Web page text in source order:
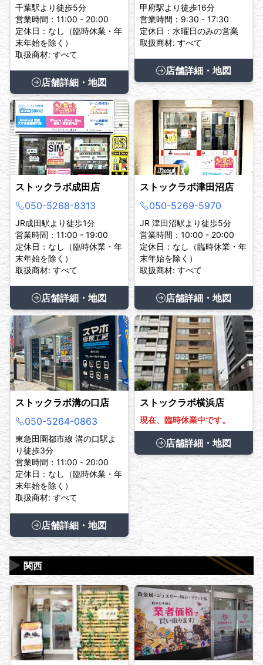
千葉駅より徒歩5分
営業時間：11:00 - 20:00
定休日：なし（臨時休業・年
末年始を除く）
取扱商材: すべて
店舗詳細・地図
甲府駅より徒歩16分
営業時間：9:30 - 17:30
定休日：水曜日のみの営業
取扱商材: すべて
店舗詳細・地図
ストックラボ成田店
050-5268-8313
JR成田駅より徒歩1分
営業時間：11:00 - 19:00
定休日：なし（臨時休業・年
末年始を除く）
取扱商材: すべて
店舗詳細・地図
ストックラボ津田沼店
050-5269-5970
JR 津田沼駅より徒歩5分
営業時間：10:00 - 20:00
定休日：なし（臨時休業・年
末年始を除く）
取扱商材: すべて
店舗詳細・地図
ストックラボ溝の口店
050-5264-0863
東急田園都市線 溝の口駅よ
り徒歩3分
営業時間：11:00 - 20:00
定休日：なし（臨時休業・年
末年始を除く）
取扱商材: すべて
店舗詳細・地図
ストックラボ横浜店
現在、臨時休業中です。
店舗詳細・地図
関西
▶